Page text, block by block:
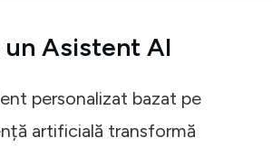
un Asistent AI
personalizat bazat pe
artificială transformă